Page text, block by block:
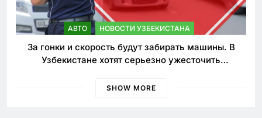
АВТО НОВОСТИ УЗБЕКИСТАНА
За гонки и скорость будут забирать машины. В
Узбекистане хотят серьезно ужесточить
SHOW MORE